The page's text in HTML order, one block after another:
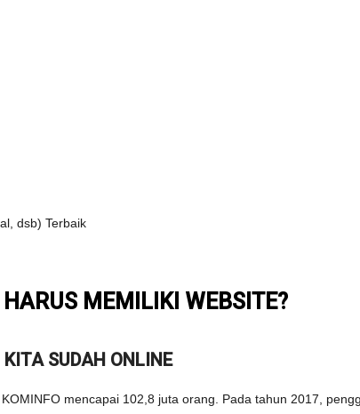
dsb) Terbaik
MEMILIKI WEBSITE?
SUDAH ONLINE
mencapai 102,8 juta orang. Pada tahun 2017,